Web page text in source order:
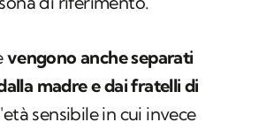
vengono anche separati
madre e dai fratelli di
sensibile in cui invece